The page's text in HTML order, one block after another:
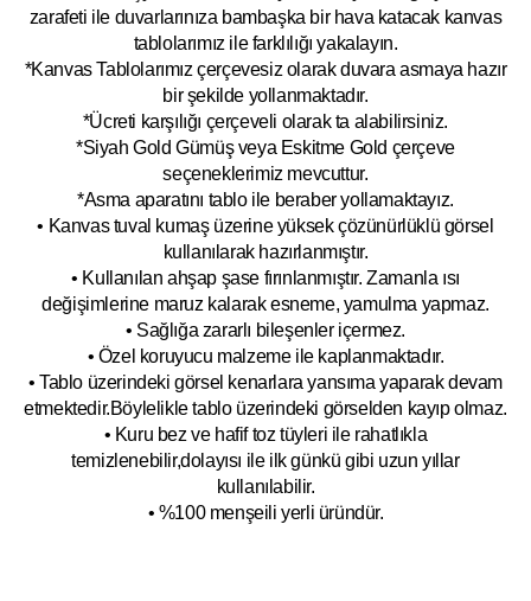
zarafeti ile duvarlarınıza bambaşka bir hava katacak kanvas
tablolarımız ile farklılığı yakalayın.
*Kanvas Tablolarımız çerçevesiz olarak duvara asmaya hazır
bir şekilde yollanmaktadır.
*Ücreti karşılığı çerçeveli olarak ta alabilirsiniz.
*Siyah Gold Gümüş veya Eskitme Gold çerçeve
seçeneklerimiz mevcuttur.
*Asma aparatını tablo ile beraber yollamaktayız.
• Kanvas tuval kumaş üzerine yüksek çözünürlüklü görsel
kullanılarak hazırlanmıştır.
• Kullanılan ahşap şase fırınlanmıştır. Zamanla ısı
değişimlerine maruz kalarak esneme, yamulma yapmaz.
• Sağlığa zararlı bileşenler içermez.
• Özel koruyucu malzeme ile kaplanmaktadır.
• Tablo üzerindeki görsel kenarlara yansıma yaparak devam
etmektedir.Böylelikle tablo üzerindeki görselden kayıp olmaz.
• Kuru bez ve hafif toz tüyleri ile rahatlıkla
temizlenebilir,dolayısı ile ilkgünkü gibi uzun yıllar
kullanılabilir.
• %100 menşeili yerli üründür.